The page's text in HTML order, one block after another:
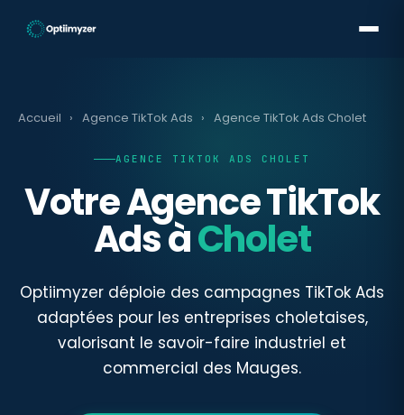
Accueil › Agence TikTok Ads › Agence TikTok Ads Cholet
AGENCE TIKTOK ADS CHOLET
Votre Agence TikTok
Ads àCholet
Optiimyzer déploie des campagnes TikTok Ads
adaptées pour les entreprises choletaises,
valorisant le savoir-faire industriel et
commercial des Mauges.